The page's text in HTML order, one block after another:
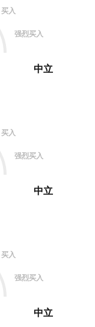
买入
强烈买入
中立
买入
强烈买入
中立
买入
强烈买入
中立